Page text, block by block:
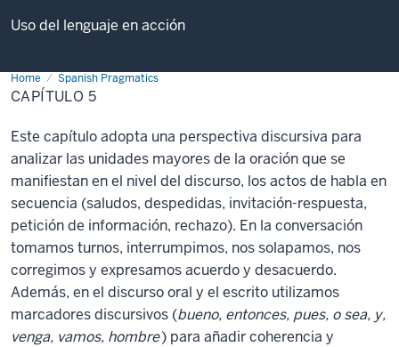
Uso del lenguaje en acción
Home Spanish Pragmatics
Capítulo
5
CAPÍTULO 5
Este capítulo adopta una perspectiva discursiva para
analizar las unidades mayores de la oración que se
manifiestan en el nivel del discurso, los actos de habla en
secuencia (saludos, despedidas, invitación-respuesta,
petición de información, rechazo). En la conversación
tomamos turnos, interrumpimos, nos solapamos, nos
corregimos y expresamos acuerdo y desacuerdo.
Además, en el discurso oral y el escrito utilizamos
marcadores discursivos (bueno, entonces, pues, o sea, y,
venga, vamos, hombre) para añadir coherencia y